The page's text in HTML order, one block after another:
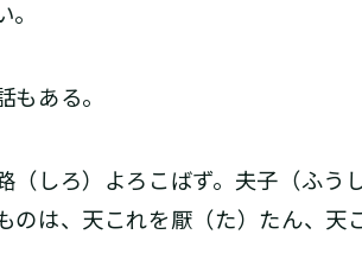
ある。
（しろ）よろこばず。夫子（ふう
は、天これを厭（た）たん、天